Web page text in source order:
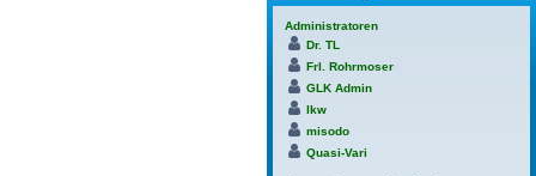
Administratoren
Dr. TL
Frl. Rohrmoser
GLK Admin
lkw
misodo
Quasi-Vari